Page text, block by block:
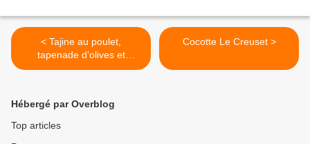
< Tajine au poulet,
tapenade d'olives et
pommes de terre
Cocotte Le Creuset >
Hébergé par Overblog
Top articles